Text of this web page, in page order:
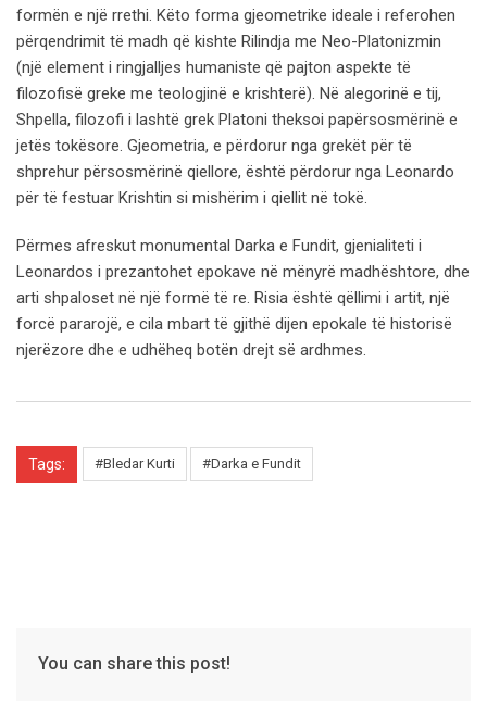
formën e një rrethi. Këto forma gjeometrike ideale i referohen
përqendrimit të madh që kishte Rilindja me Neo-Platonizmin
(një element i ringjalljes humaniste që pajton aspekte të
filozofisë greke me teologjinë e krishterë). Në alegorinë e tij,
Shpella, filozofi i lashtë grek Platoni theksoi papërsosmërinë e
jetës tokësore. Gjeometria, e përdorur nga grekët për të
shprehur përsosmërinë qiellore, është përdorur nga Leonardo
për të festuar Krishtin si mishërim i qiellit në tokë.
Përmes afreskut monumental Darka e Fundit, gjenialiteti i
Leonardos i prezantohet epokave në mënyrë madhështore, dhe
arti shpaloset në një formë të re. Risia është qëllimi i artit, një
forcë pararojë, e cila mbart të gjithë dijen epokale të historisë
njerëzore dhe e udhëheq botën drejt së ardhmes.
Tags: #Bledar Kurti #Darka e Fundit
You can share this post!